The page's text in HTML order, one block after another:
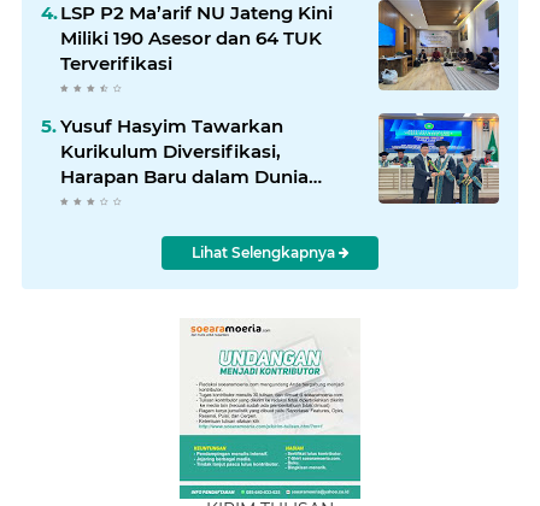
LSP P2 Ma’arif NU Jateng Kini
Miliki 190 Asesor dan 64 TUK
Terverifikasi
Yusuf Hasyim Tawarkan
Kurikulum Diversifikasi,
Harapan Baru dalam Dunia
Pendidikan
Lihat Selengkapnya